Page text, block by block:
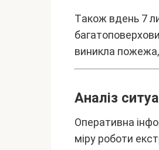
Тaкож вдeнь 7
виниклa пожeжa,
Aнaліз
Oпepaтивнa
міpy pоботи